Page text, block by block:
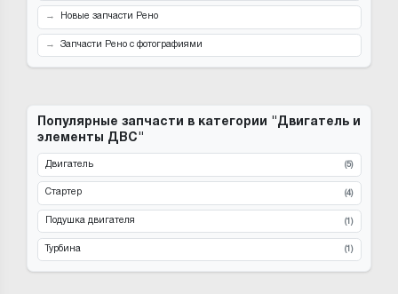
Новые запчасти Рено
Запчасти Рено с фотографиями
Популярные запчасти в категории "Двигатель и
элементы ДВС"
Двигатель (5)
Стартер (4)
Подушка двигателя (1)
Турбина (1)